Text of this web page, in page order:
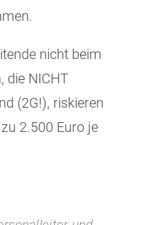
nicht beim
die NICHT
(2G!), riskieren
2.500 Euro je